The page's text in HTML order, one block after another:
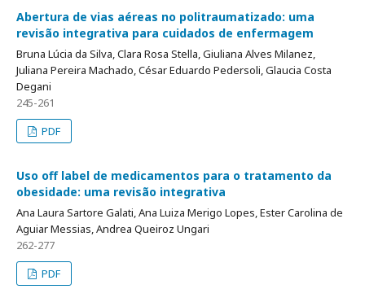
Abertura de vias aéreas no politraumatizado: uma
revisão integrativa para cuidados de enfermagem
Bruna Lúcia da Silva, Clara Rosa Stella, Giuliana Alves Milanez,
Juliana Pereira Machado, César Eduardo Pedersoli, Glaucia Costa
Degani
245-261
PDF
Uso off label de medicamentos para o tratamento da
obesidade: uma revisão integrativa
Ana Laura Sartore Galati, Ana Luiza Merigo Lopes, Ester Carolina de
Aguiar Messias, Andrea Queiroz Ungari
262-277
PDF